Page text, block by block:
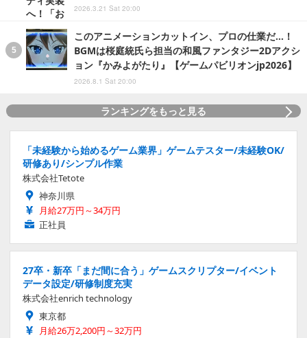
2026.3.21 Sat 20:00
このアニメーションカットイン、プロの仕業だ…！
BGMは桜庭統氏ら担当の和風ファンタジー2Dアクシ
ョン『かみよがたり』【ゲームパビリオンjp2026】
2026.8.1 Sat 20:00
ランキングをもっと見る
「未経験から始めるゲーム業界」ゲームテスター/未経験OK/
研修あり/シンプル作業
株式会社Tetote
神奈川県
月給27万円～34万円
正社員
27卒・新卒「まだ間に合う」ゲームスクリプター/イベント
データ設定/研修制度充実
株式会社enrich technology
東京都
月給26万2,200円～32万円